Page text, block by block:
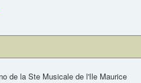
de la Ste Musicale de l'Ile Maurice